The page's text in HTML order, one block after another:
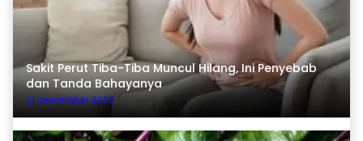
Sakit Perut Tiba-Tiba Muncul Hilang, Ini Penyebab
dan Tanda Bahayanya
21 September 2025